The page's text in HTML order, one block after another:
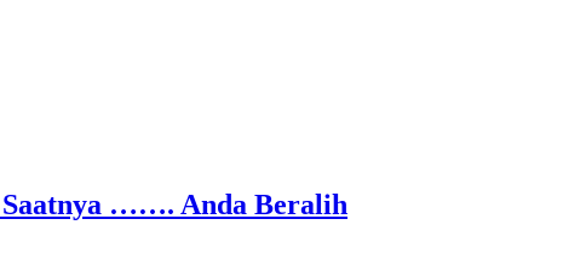
……. Anda Beralih